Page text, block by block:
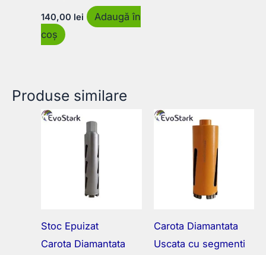
140,00 lei
Adaugă în
coș
Produse similare
Stoc Epuizat
Carota Diamantata
Carota Diamantata
Uscata cu segmenti